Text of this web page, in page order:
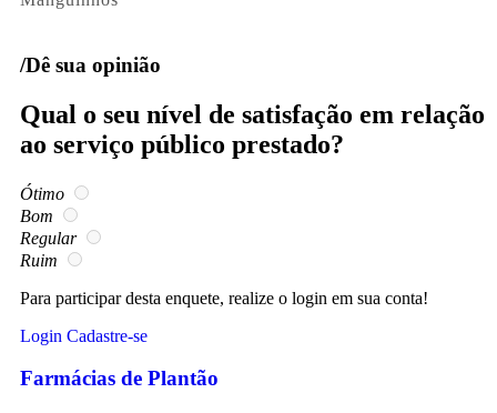
/Dê sua opinião
Qual o seu nível de satisfação em relação
ao serviço público prestado?
Ótimo
Bom
Regular
Ruim
Para participar desta enquete, realize o login em sua conta!
Login Cadastre-se
Farmácias de Plantão